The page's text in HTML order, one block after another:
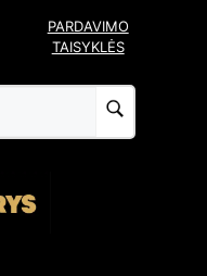
PARDAVIMO
TAISYKLĖS